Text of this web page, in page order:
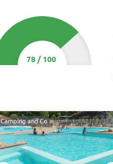
78/100
Camping and Co